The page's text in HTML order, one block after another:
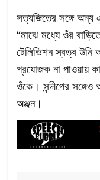
সত্যজিতের সঙ্গে
“মাঝে মধ্যে ওঁর
টেলিভিশন স্বত্ব উনি
প্রযোজক না পাওয়ায়
ওঁকে। সন্দীপের
অঞ্জন।